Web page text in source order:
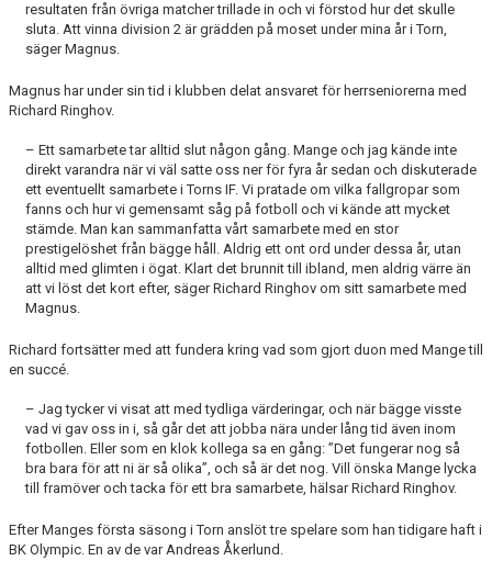
resultaten från övriga matcher trillade in och vi förstod hur det skulle
sluta. Att vinna division 2 är grädden på moset under mina år i Torn,
säger Magnus.
Magnus har under sin tid i klubben delat ansvaret för herrseniorerna med
Richard Ringhov.
– Ett samarbete tar alltid slut någon gång. Mange och jag kände inte
direkt varandra när vi väl satte oss ner för fyra år sedan och diskuterade
ett eventuellt samarbete i Torns IF. Vi pratade om vilka fallgropar som
fanns och hur vi gemensamt såg på fotboll och vi kände att mycket
stämde. Man kan sammanfatta vårt samarbete med en stor
prestigelöshet från bägge håll. Aldrig ett ont ord under dessa år, utan
alltid med glimten i ögat. Klart det brunnit till ibland, men aldrig värre än
att vi löst det kort efter, säger Richard Ringhov om sitt samarbete med
Magnus.
Richard fortsätter med att fundera kring vad som gjort duon med Mange till
en succé.
– Jag tycker vi visat att med tydliga värderingar, och när bägge visste
vad vi gav oss in i, så går det att jobba nära under lång tid även inom
fotbollen. Eller som en klok kollega sa en gång: ”Det fungerar nog så
bra bara för att ni är så olika”, och så är det nog. Vill önska Mange lycka
till framöver och tacka för ett bra samarbete, hälsar Richard Ringhov.
Efter Manges första säsong i Torn anslöt tre spelare som han tidigare haft i
BK Olympic. En av de var Andreas Åkerlund.